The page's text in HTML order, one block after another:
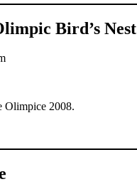
Bird’s Nest
Olimpice 2008.